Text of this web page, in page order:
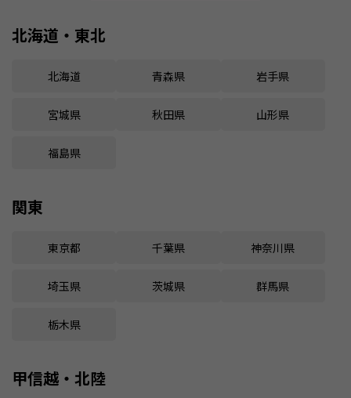
北海道・東北
北海道 青森県 岩手県
宮城県 秋田県 山形県
福島県
関東
東京都 千葉県 神奈川県
埼玉県 茨城県 群馬県
栃木県
甲信越・北陸